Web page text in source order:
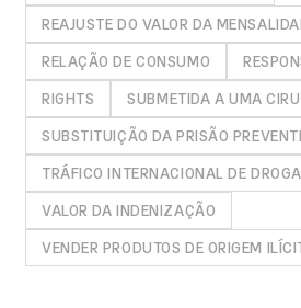
REAJUSTE DO VALOR DA
RELAÇÃO DE CONSUMO
RIGHTS
SUBMETIDA A UMA
SUBSTITUIÇÃO DA PRISÃO
TRÁFICO INTERNACIONAL DE
VALOR DA INDENIZAÇÃO
VENDER PRODUTOS DE ORIGEM